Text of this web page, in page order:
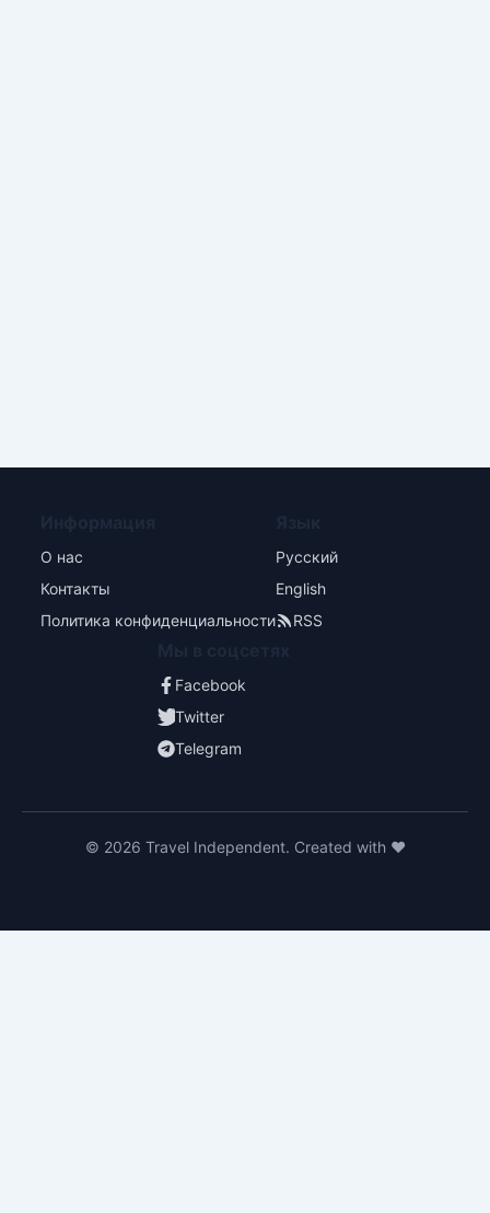
О нас
Контакты
Политика конфиденциальности
Русский
English
RSS
Facebook
Twitter
Telegram
© 2026 Travel Independent. Created with ❤️